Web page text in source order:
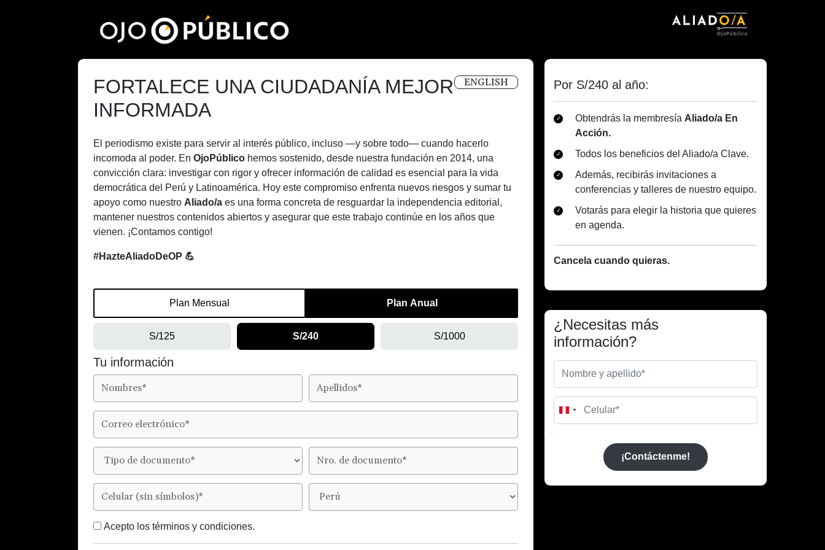
FORTALECE UNA CIUDADANÍA MEJOR
INFORMADA
ENGLISH
El periodismo existe para servir al interés público, incluso —y sobre todo— cuando hacerlo
incomoda al poder. En OjoPúblico hemos sostenido, desde nuestra fundación en 2014, una
convicción clara: investigar con rigor y ofrecer información de calidad es esencial para la vida
democrática del Perú y Latinoamérica. Hoy este compromiso enfrenta nuevos riesgos y sumar tu
apoyo como nuestro Aliado/a es una forma concreta de resguardar la independencia editorial,
mantener nuestros contenidos abiertos y asegurar que este trabajo continúe en los años que
vienen. ¡Contamos contigo!
#HazteAliadoDeOP 💪
Plan Mensual Plan Anual
S/125 S/240 S/1000
Tu información
Acepto los términos y condiciones.
Por S/240 al año:
Obtendrás la membresía Aliado/a En
Acción.
Todos los beneficios del Aliado/a Clave.
Además, recibirás invitaciones a
conferencias y talleres de nuestro equipo.
Votarás para elegir la historia que quieres
en agenda.
Cancela cuando quieras.
¿Necesitas más
información?
Peru
¡Contáctenme!